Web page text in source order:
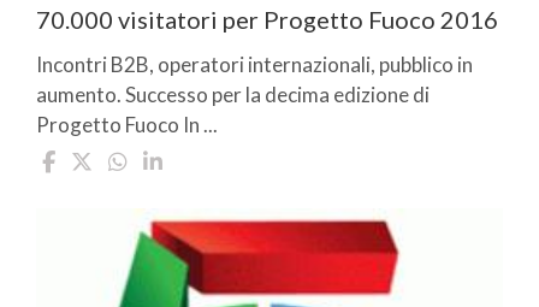
70.000 visitatori per Progetto Fuoco 2016
Incontri B2B, operatori internazionali, pubblico in
aumento. Successo per la decima edizione di
Progetto Fuoco In ...